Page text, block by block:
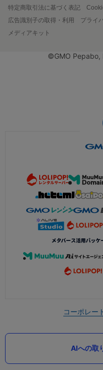
特定商取引法に基づく表記
広告識別子の取得・利用
プライ
メディアキット
©GMO Pepabo,
コーポレー
AIへの取